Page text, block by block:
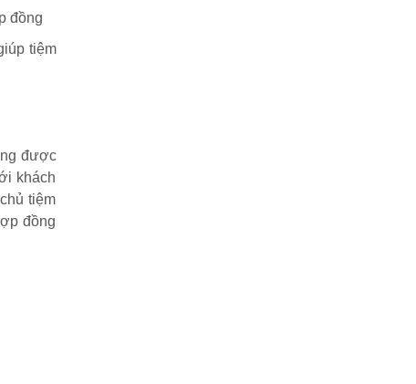
đồng
tiệm
được
khách
tiệm
đồng